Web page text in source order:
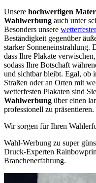
Unsere hochwertigen
Wahlwerbung auch unter
Besonders unsere
Beständigkeit gegenüber
starker Sonneneinstrahlung.
dass Ihre Plakate
sodass Ihre Botschaft
und sichtbar bleibt. Egal, ob
Straßen oder an Orten mit
wetterfesten Plakaten sind
Wahlwerbung über einen
professionell zu präsentieren.
Wir sorgen für Ihren
Wahl-Werbung zu super
Druck-Experten
Branchenerfahrung.